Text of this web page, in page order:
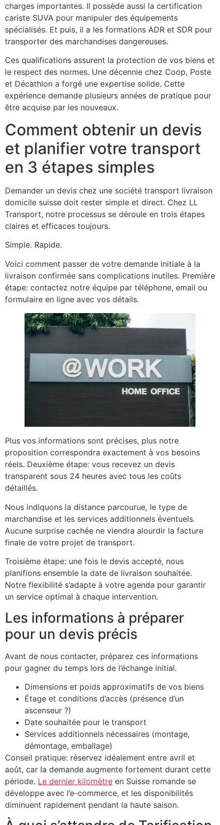
charges importantes. Il possède aussi la certification
cariste SUVA pour manipuler des équipements
spécialisés. Et puis, il a les formations ADR et SDR pour
transporter des marchandises dangereuses.
Ces qualifications assurent la protection de vos biens et
le respect des normes. Une décennie chez Coop, Poste
et Décathlon a forgé une expertise solide. Cette
expérience demande plusieurs années de pratique pour
être acquise par les nouveaux.
Comment obtenir un devis
et planifier votre transport
en 3 étapes simples
Demander un devis chez une société transport livraison
domicile suisse doit rester simple et direct. Chez LL
Transport, notre processus se déroule en trois étapes
claires et efficaces toujours.
Simple. Rapide.
Voici comment passer de votre demande initiale à la
livraison confirmée sans complications inutiles. Première
étape: contactez notre équipe par téléphone, email ou
formulaire en ligne avec vos détails.
Plus vos informations sont précises, plus notre
proposition correspondra exactement à vos besoins
réels. Deuxième étape: vous recevez un devis
transparent sous 24 heures avec tous les coûts
détaillés.
Nous indiquons la distance parcourue, le type de
marchandise et les services additionnels éventuels.
Aucune surprise cachée ne viendra alourdir la facture
finale de votre projet de transport.
Troisième étape: une fois le devis accepté, nous
planifions ensemble la date de livraison souhaitée.
Notre flexibilité s’adapte à votre agenda pour garantir
un service optimal à chaque intervention.
Les informations à préparer
pour un devis précis
Avant de nous contacter, préparez ces informations
pour gagner du temps lors de l’échange initial.
Dimensions et poids approximatifs de vos biens
Étage et conditions d’accès (présence d’un
ascenseur ?)
Date souhaitée pour le transport
Services additionnels nécessaires (montage,
démontage, emballage)
Conseil pratique: réservez idéalement entre avril et
août, car la demande augmente fortement durant cette
période. Le dernier kilomètre en Suisse romande se
développe avec l’e-commerce, et les disponibilités
diminuent rapidement pendant la haute saison.